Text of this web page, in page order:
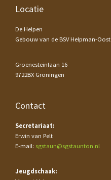
Footer
Locatie
De Helpen
Gebouw van de BSV Helpman-Oost
Groenesteinlaan 16
9722BX Groningen
Contact
Secretariaat:
Erwin van Pelt
E-mail: sgstaun@sgstaunton.nl
Jeugdschaak: